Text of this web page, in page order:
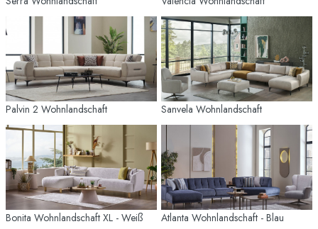
Palvin 2 Wohnlandschaft Sanvela Wohnlandschaft
Bonita Wohnlandschaft XL - Weiß Atlanta Wohnlandschaft - Blau